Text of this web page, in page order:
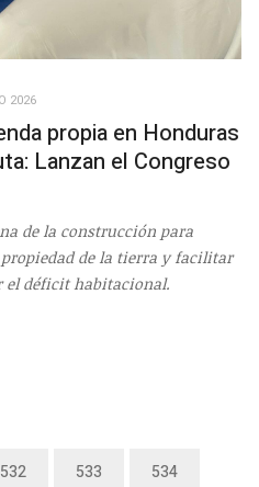
2026
propia en Honduras
Lanzan el Congreso
de la construcción para
de la tierra y facilitar
el déficit habitacional.
532 533 534